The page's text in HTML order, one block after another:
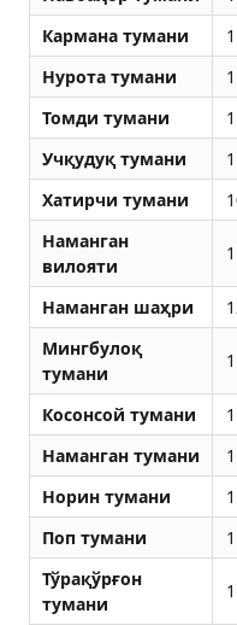
Кармана тумани
Нурота тумани
Томди тумани
Учқудуқ тумани
Хатирчи тумани
Наманган
вилояти
Наманган шаҳри
Мингбулоқ
тумани
Косонсой тумани
Наманган тумани
Норин тумани
Поп тумани
Тўрақўрғон
тумани